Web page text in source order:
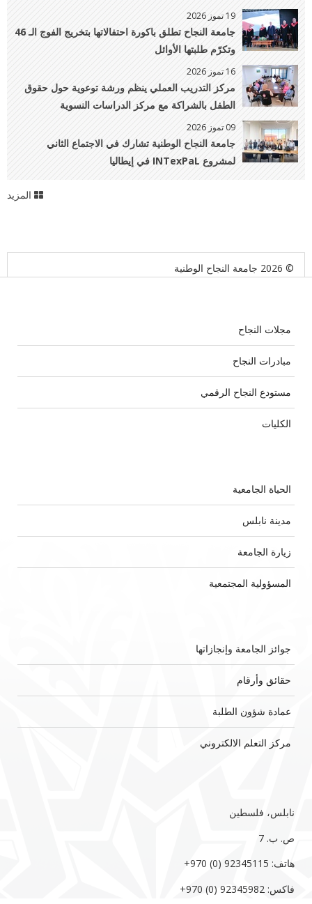
العامة وذويهم
19 تموز 2026
جامعة النجاح تطلق باكورة احتفالاتها بتخريج الفوج الـ 46
وتكرّم طلبتها الأوائل
16 تموز 2026
مركز التدريب العملي ينظم ورشة توعوية حول حقوق
الطفل بالشراكة مع مركز الدراسات النسوية
09 تموز 2026
جامعة النجاح الوطنية تشارك في الاجتماع الثاني
لمشروع INTexPaL في إيطاليا
المزيد
© 2026 جامعة النجاح الوطنية
مجلات النجاح
مبادرات النجاح
مستودع النجاح الرقمي
الكليات
الحياة الجامعية
مدينة نابلس
زيارة الجامعة
المسؤولية المجتمعية
جوائز الجامعة وإنجازاتها
حقائق وأرقام
عمادة شؤون الطلبة
مركز التعلم الالكتروني
نابلس، فلسطين
ص. ب. 7‏
هاتف: 92345115 (0) 970‏‎+‎
فاكس: 92345982 (0) 970‏‎+‎